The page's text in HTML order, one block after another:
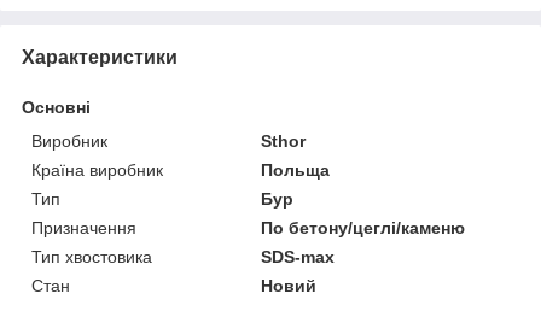
Характеристики
Основні
Виробник
Sthor
Країна виробник
Польща
Тип
Бур
Призначення
По бетону/цеглі/каменю
Тип хвостовика
SDS-max
Стан
Новий